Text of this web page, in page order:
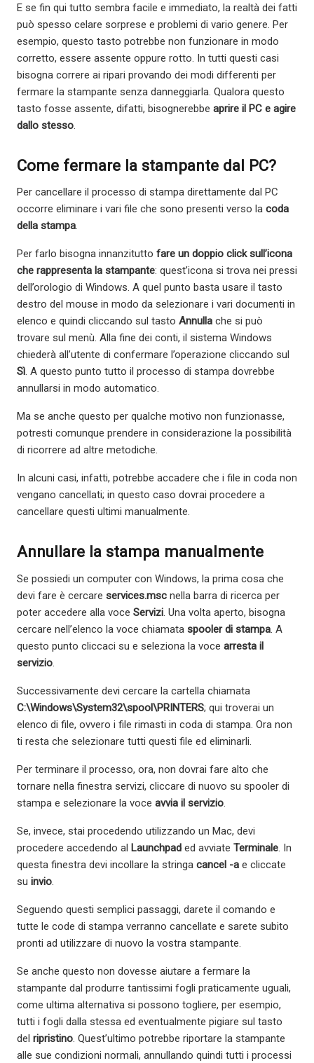
E se fin qui tutto sembra facile e immediato, la realtà dei fatti
può spesso celare sorprese e problemi di vario genere. Per
esempio, questo tasto potrebbe non funzionare in modo
corretto, essere assente oppure rotto. In tutti questi casi
bisogna correre ai ripari provando dei modi differenti per
fermare la stampante senza danneggiarla. Qualora questo
tasto fosse assente, difatti, bisognerebbe aprire il PC e agire
dallo stesso.
Come fermare la stampante dal PC?
Per cancellare il processo di stampa direttamente dal PC
occorre eliminare i vari file che sono presenti verso la coda
della stampa.
Per farlo bisogna innanzitutto fare un doppio click sull’icona
che rappresenta la stampante: quest’icona si trova nei pressi
dell’orologio di Windows. A quel punto basta usare il tasto
destro del mouse in modo da selezionare i vari documenti in
elenco e quindi cliccando sul tasto Annulla che si può
trovare sul menù. Alla fine dei conti, il sistema Windows
chiederà all’utente di confermare l’operazione cliccando sul
Sì. A questo punto tutto il processo di stampa dovrebbe
annullarsi in modo automatico.
Ma se anche questo per qualche motivo non funzionasse,
potresti comunque prendere in considerazione la possibilità
di ricorrere ad altre metodiche.
In alcuni casi, infatti, potrebbe accadere che i file in coda non
vengano cancellati; in questo caso dovrai procedere a
cancellare questi ultimi manualmente.
Annullare la stampa manualmente
Se possiedi un computer con Windows, la prima cosa che
devi fare è cercare services.msc nella barra di ricerca per
poter accedere alla voce Servizi . Una volta aperto, bisogna
cercare nell’elenco la voce chiamata spooler di stampa . A
questo punto cliccaci su e seleziona la voce arresta il
servizio
Successivamente devi cercare la cartella chiamata
C:\Windows\System32\spool\PRINTERS; qui troverai un
elenco di file, ovvero i file rimasti in coda di stampa. Ora non
ti resta che selezionare tutti questi file ed eliminarli.
Per terminare il processo, ora, non dovrai fare alto che
tornare nella finestra servizi, cliccare di nuovo su spooler di
stampa e selezionare la voce avvia il servizio
Se, invece, stai procedendo utilizzando un Mac, devi
procedere accedendo al Launchpad ed avviate Terminale . In
questa finestra devi incollare la stringa cancel -a e cliccate
su invio
Seguendo questi semplici passaggi, darete il comando e
tutte le code di stampa verranno cancellate e sarete subito
pronti ad utilizzare di nuovo la vostra stampante.
Se anche questo non dovesse aiutare a fermare la
stampante dal produrre tantissimi fogli praticamente uguali,
come ultima alternativa si possono togliere, per esempio,
tutti i fogli dalla stessa ed eventualmente pigiare sul tasto
del ripristino . Quest’ultimo potrebbe riportare la stampante
alle sue condizioni normali, annullando quindi tutti i processi